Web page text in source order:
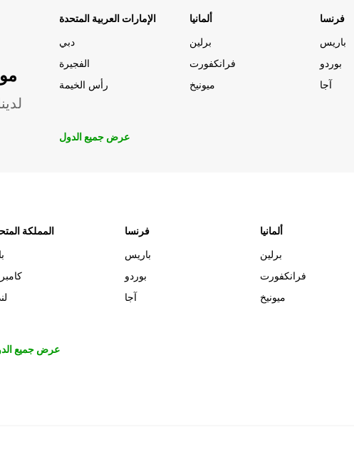
الإمارات العربية المتحدة
دبي
الفجيرة
رأس الخيمة
ألمانيا
برلين
فرانكفورت
ميونيخ
فرنسا
باريس
بوردو
آجا
عرض جميع الدول
المملكة
فرنسا
باريس
بوردو
آجا
ألمانيا
برلين
فرانكفورت
ميونيخ
عرض جميع